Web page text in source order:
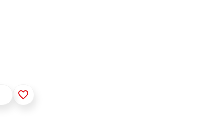
favorite_border